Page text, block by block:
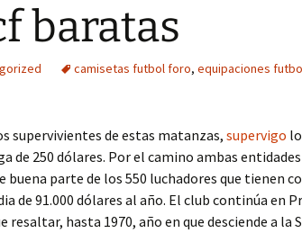
baratas
camisetas futbol foro, equipaciones
supervivientes de estas matanzas, supervigo
de 250 dólares. Por el camino ambas
buena parte de los 550 luchadores que tienen
de 91.000 dólares al año. El club continúa en
resaltar, hasta 1970, año en que desciende a la